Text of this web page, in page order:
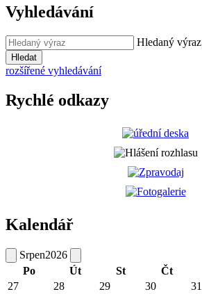
Vyhledávání
Hledaný výraz
Hledat
rozšířené vyhledávání
Rychlé odkazy
Kalendář
Srpen2026
Po
Út St Čt
27
28 29 30 31